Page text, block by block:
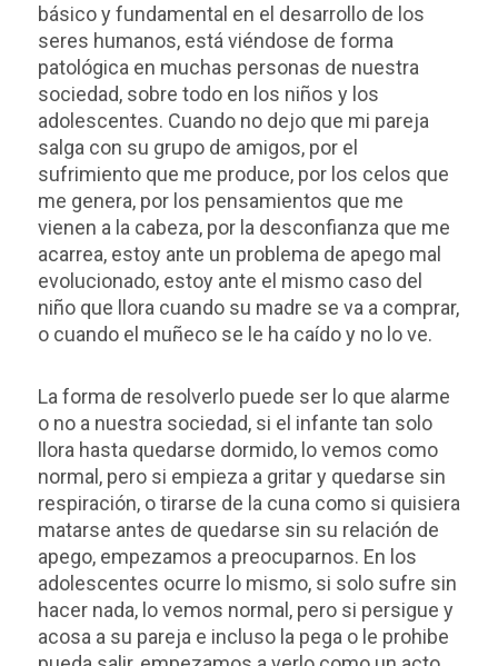
básico y fundamental en el desarrollo de los
seres humanos, está viéndose de forma
patológica en muchas personas de nuestra
sociedad, sobre todo en los niños y los
adolescentes. Cuando no dejo que mi pareja
salga con su grupo de amigos, por el
sufrimiento que me produce, por los celos que
me genera, por los pensamientos que me
vienen a la cabeza, por la desconfianza que me
acarrea, estoy ante un problema de apego mal
evolucionado, estoy ante el mismo caso del
niño que llora cuando su madre se va a comprar,
o cuando el muñeco se le ha caído y no lo ve.
La forma de resolverlo puede ser lo que alarme
o no a nuestra sociedad, si el infante tan solo
llora hasta quedarse dormido, lo vemos como
normal, pero si empieza a gritar y quedarse sin
respiración, o tirarse de la cuna como si quisiera
matarse antes de quedarse sin su relación de
apego, empezamos a preocuparnos. En los
adolescentes ocurre lo mismo, si solo sufre sin
hacer nada, lo vemos normal, pero si persigue y
acosa a su pareja e incluso la pega o le prohibe